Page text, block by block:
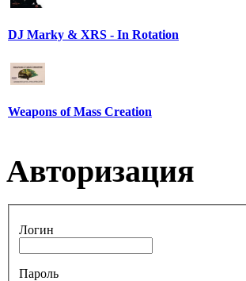
DJ Marky & XRS - In Rotation
Weapons of Mass Creation
Авторизация
Логин
Пароль